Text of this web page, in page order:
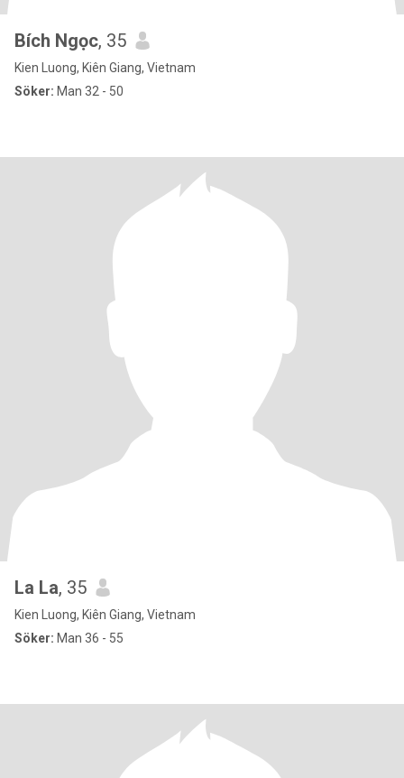
Bích Ngọc, 35
Kien Luong, Kiên Giang, Vietnam
Söker: Man 32 - 50
La La, 35
Kien Luong, Kiên Giang, Vietnam
Söker: Man 36 - 55